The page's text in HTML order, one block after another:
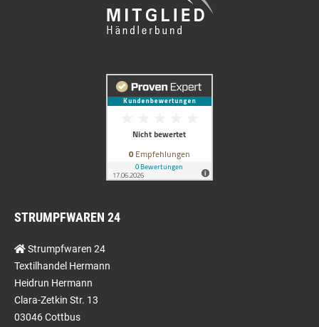
STRUMPFWAREN 24
Strumpfwaren 24
Textilhandel Hermann
Heidrun Hermann
Clara-Zetkin Str. 13
03046 Cottbus